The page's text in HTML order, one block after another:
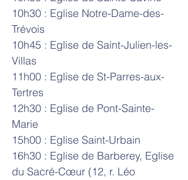
10h30 : Eglise Notre-Dame-des-
Trévois
10h45 : Eglise de Saint-Julien-les-
Villas
11h00 : Eglise de St-Parres-aux-
Tertres
12h30 : Eglise de Pont-Sainte-
Marie
15h00 : Eglise Saint-Urbain
16h30 : Eglise de Barberey, Eglise
du Sacré-Cœur (12, r. Léo